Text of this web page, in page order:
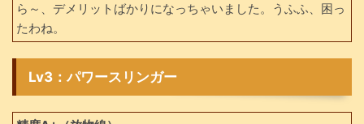
ら～、デメリットばかりになっちゃいました。うふふ、困っ
たわね。
Lv3：パワースリンガー